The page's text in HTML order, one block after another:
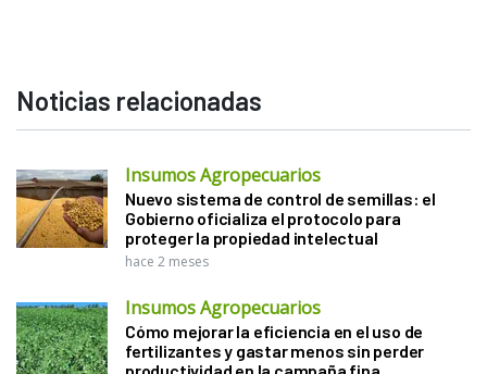
Noticias relacionadas
Insumos Agropecuarios
Nuevo sistema de control de semillas: el
Gobierno oficializa el protocolo para
proteger la propiedad intelectual
hace 2 meses
Insumos Agropecuarios
Cómo mejorar la eficiencia en el uso de
fertilizantes y gastar menos sin perder